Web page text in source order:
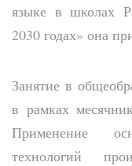
языке в школах
2030 годах» она
Занятие в
в рамках
Применение
технологий